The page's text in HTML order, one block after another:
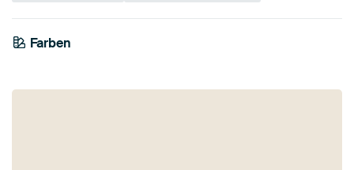
Farben
Gold
Taupe
Braun